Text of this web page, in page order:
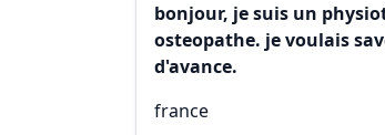
bonjour, je suis un
osteopathe. je voulais
d'avance.
france